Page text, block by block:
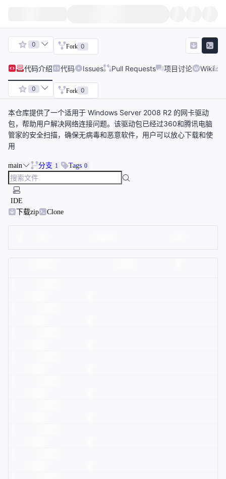
0 Fork 0
代码介绍 代码 Issues Pull Requests 项目讨论 Wiki
0 Fork 0
本仓库提供了一个适用于 Windows Server 2008 R2 的网卡驱动
包，帮助用户解决网络连接问题。该驱动包已经过360和腾讯电脑
管家的安全扫描，确保无病毒和恶意软件，用户可以放心下载和使
用
main 分支 1 Tags 0
IDE
下载zip
Clone